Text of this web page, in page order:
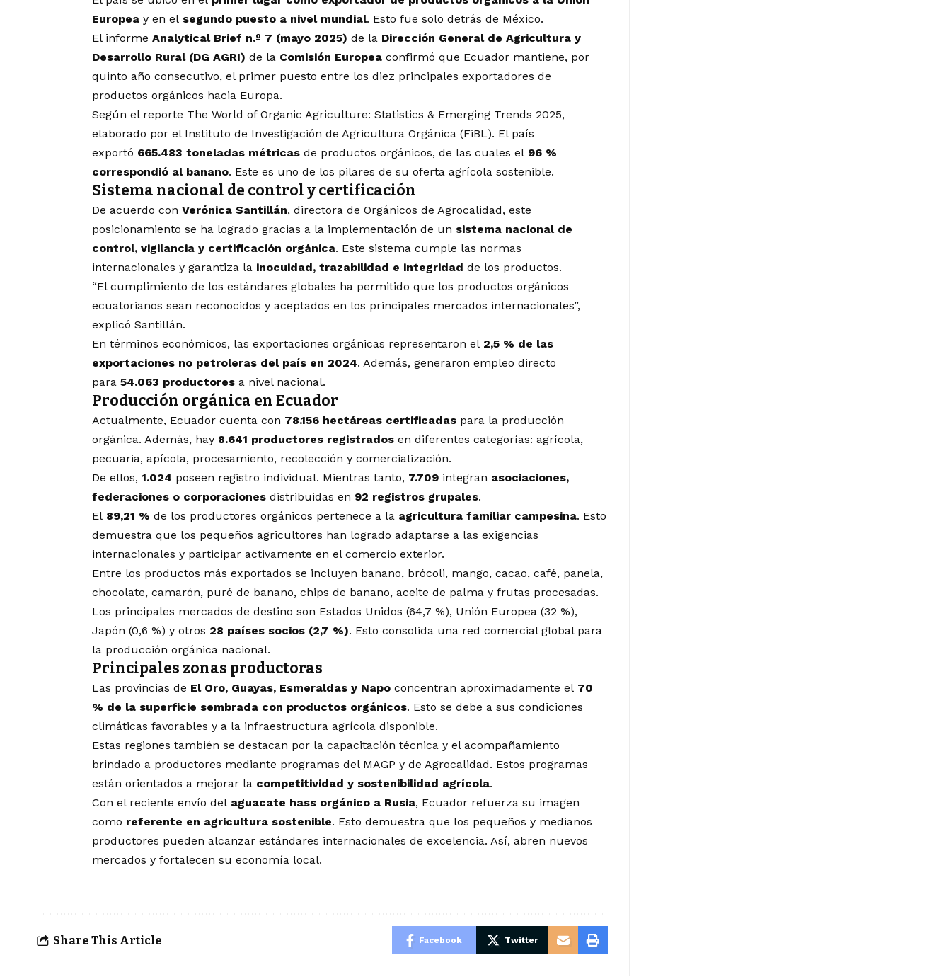
Europea y en el segundo puesto a nivel mundial. Esto fue solo detrás de México.
El informe Analytical Brief n.º 7 (mayo 2025) de la Dirección General de Agricultura y
Desarrollo Rural (DG AGRI) de la Comisión Europea confirmó que Ecuador mantiene, por
quinto año consecutivo, el primer puesto entre los diez principales exportadores de
productos orgánicos hacia Europa.
Según el reporte The World of Organic Agriculture: Statistics & Emerging Trends 2025,
elaborado por el Instituto de Investigación de Agricultura Orgánica (FiBL). El país
exportó 665.483 toneladas métricas de productos orgánicos, de las cuales el 96 %
correspondió al banano. Este es uno de los pilares de su oferta agrícola sostenible.
Sistema nacional de control y certificación
De acuerdo con Verónica Santillán, directora de Orgánicos de Agrocalidad, este
posicionamiento se ha logrado gracias a la implementación de un sistema nacional de
control, vigilancia y certificación orgánica. Este sistema cumple las normas
internacionales y garantiza la inocuidad, trazabilidad e integridad de los productos.
“El cumplimiento de los estándares globales ha permitido que los productos orgánicos
ecuatorianos sean reconocidos y aceptados en los principales mercados internacionales”,
explicó Santillán.
En términos económicos, las exportaciones orgánicas representaron el 2,5 % de las
exportaciones no petroleras del país en 2024. Además, generaron empleo directo
para 54.063 productores a nivel nacional.
Producción orgánica en Ecuador
Actualmente, Ecuador cuenta con 78.156 hectáreas certificadas para la producción
orgánica. Además, hay 8.641 productores registrados en diferentes categorías: agrícola,
pecuaria, apícola, procesamiento, recolección y comercialización.
De ellos, 1.024 poseen registro individual. Mientras tanto, 7.709 integran asociaciones,
federaciones o corporaciones distribuidas en 92 registros grupales.
El 89,21 % de los productores orgánicos pertenece a la agricultura familiar campesina. Esto
demuestra que los pequeños agricultores han logrado adaptarse a las exigencias
internacionales y participar activamente en el comercio exterior.
Entre los productos más exportados se incluyen banano, brócoli, mango, cacao, café, panela,
chocolate, camarón, puré de banano, chips de banano, aceite de palma y frutas procesadas.
Los principales mercados de destino son Estados Unidos (64,7 %), Unión Europea (32 %),
Japón (0,6 %) y otros 28 países socios (2,7 %). Esto consolida una red comercial global para
la producción orgánica nacional.
Principales zonas productoras
Las provincias de El Oro, Guayas, Esmeraldas y Napo concentran aproximadamente el 70
% de la superficie sembrada con productos orgánicos. Esto se debe a sus condiciones
climáticas favorables y a la infraestructura agrícola disponible.
Estas regiones también se destacan por la capacitación técnica y el acompañamiento
brindado a productores mediante programas del MAGP y de Agrocalidad. Estos programas
están orientados a mejorar la competitividad y sostenibilidad agrícola.
Con el reciente envío del aguacate hass orgánico a Rusia, Ecuador refuerza su imagen
como referente en agricultura sostenible. Esto demuestra que los pequeños y medianos
productores pueden alcanzar estándares internacionales de excelencia. Así, abren nuevos
mercados y fortalecen su economía local.
Share This Article Facebook Twitter